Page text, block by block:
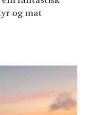
og mat